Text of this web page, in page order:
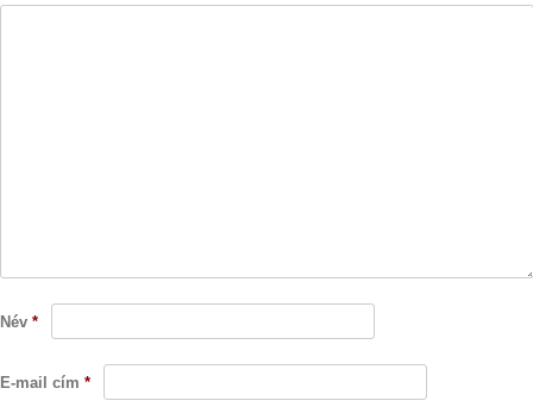
Név *
E-mail cím *